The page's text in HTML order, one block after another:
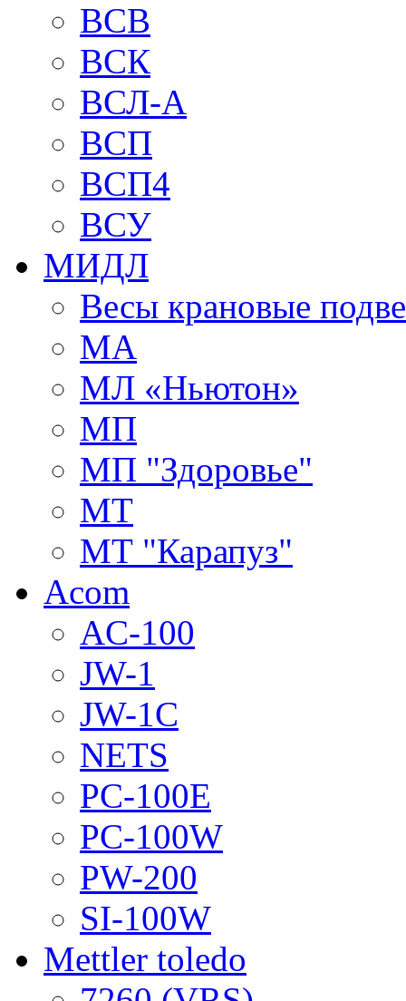
ВСВ
ВСК
ВСЛ-А
ВСП
ВСП4
ВСУ
МИДЛ
Весы крановые
МА
МЛ «Ньютон»
МП
МП "Здоровье"
МТ
МТ "Карапуз"
Acom
AC-100
JW-1
JW-1C
NETS
PC-100E
PC-100W
PW-200
SI-100W
Mettler toledo